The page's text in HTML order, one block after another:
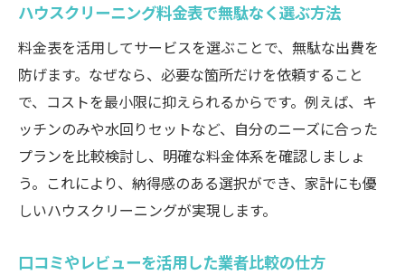
ハウスクリーニング料金表で無駄なく選ぶ方法
料金表を活用してサービスを選ぶことで、無駄な出費を
防げます。なぜなら、必要な箇所だけを依頼すること
で、コストを最小限に抑えられるからです。例えば、キ
ッチンのみや水回りセットなど、自分のニーズに合った
プランを比較検討し、明確な料金体系を確認しましょ
う。これにより、納得感のある選択ができ、家計にも優
しいハウスクリーニングが実現します。
口コミやレビューを活用した業者比較の仕方